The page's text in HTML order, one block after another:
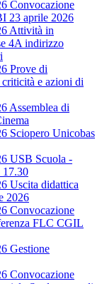
Convocazione
23 aprile 2026
Attività in
4A indirizzo
Prove di
e azioni di
Assemblea di
Sciopero Unicobas
USB Scuola -
17.30
Uscita didattica
2026
Convocazione
FLC CGIL
Gestione
Convocazione